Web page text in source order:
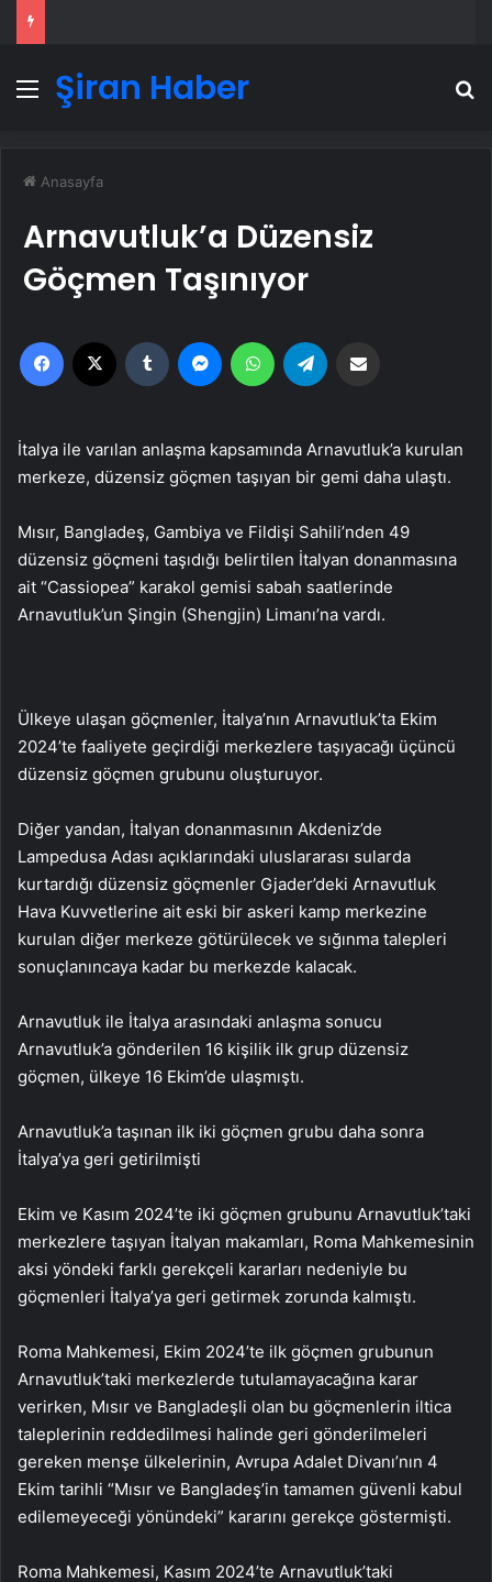
Menü
Şiran Haber
Anasayfa
Arnavutluk’a Düzensiz
Göçmen Taşınıyor
Facebook Tumblr MessengerWhatsApp
İtalya ile varılan anlaşma kapsamında Arnavutluk’a kurulan
merkeze, düzensiz göçmen taşıyan bir gemi daha ulaştı.
Mısır, Bangladeş, Gambiya ve Fildişi Sahili’nden 49
düzensiz göçmeni taşıdığı belirtilen İtalyan donanmasına
ait “Cassiopea” karakol gemisi sabah saatlerinde
Arnavutluk’un Şingin (Shengjin) Limanı’na vardı.
Ülkeye ulaşan göçmenler, İtalya’nın Arnavutluk’ta Ekim
2024’te faaliyete geçirdiği merkezlere taşıyacağı üçüncü
düzensiz göçmen grubunu oluşturuyor.
Diğer yandan, İtalyan donanmasının Akdeniz’de
Lampedusa Adası açıklarındaki uluslararası sularda
kurtardığı düzensiz göçmenler Gjader’deki Arnavutluk
Hava Kuvvetlerine ait eski bir askeri kamp merkezine
kurulan diğer merkeze götürülecek ve sığınma talepleri
sonuçlanıncaya kadar bu merkezde kalacak.
Arnavutluk ile İtalya arasındaki anlaşma sonucu
Arnavutluk’a gönderilen 16 kişilik ilk grup düzensiz
göçmen, ülkeye 16 Ekim’de ulaşmıştı.
Arnavutluk’a taşınan ilk iki göçmen grubu daha sonra
İtalya’ya geri getirilmişti
Ekim ve Kasım 2024’te iki göçmen grubunu Arnavutluk’taki
merkezlere taşıyan İtalyan makamları, Roma Mahkemesinin
aksi yöndeki farklı gerekçeli kararları nedeniyle bu
göçmenleri İtalya’ya geri getirmek zorunda kalmıştı.
Roma Mahkemesi, Ekim 2024’te ilk göçmen grubunun
Arnavutluk’taki merkezlerde tutulamayacağına karar
verirken, Mısır ve Bangladeşli olan bu göçmenlerin iltica
taleplerinin reddedilmesi halinde geri gönderilmeleri
gereken menşe ülkelerinin, Avrupa Adalet Divanı’nın 4
Ekim tarihli “Mısır ve Bangladeş’in tamamen güvenli kabul
edilemeyeceği yönündeki” kararını gerekçe göstermişti.
Roma Mahkemesi, Kasım 2024’te Arnavutluk’taki